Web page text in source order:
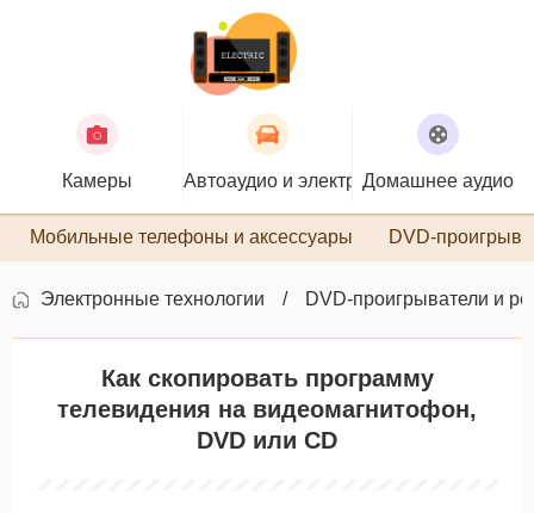
Камеры Автоаудио и электроникаДомашнее аудио
Мобильные телефоны и аксессуары DVD-
Электронные технологии DVD-проигрыватели и
Как скопировать программу
телевидения на видеомагнитофон,
DVD или CD